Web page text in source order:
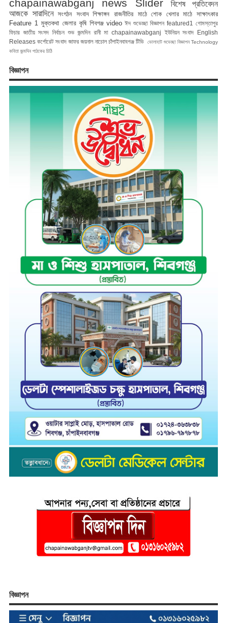
chapainawabganj news Slider
বিশেষ প্রতিবেদন
আজকে সারাদিনে সংগঠন সংবাদ শিক্ষাঙ্গন রাজনীতির মাঠে শোক খেলার মাঠে
সাক্ষাৎকার
Feature 1 মুক্তকথা জেলার কৃষি শিবগঞ্জ video ঈদ শুভেচ্ছা বিজ্ঞাপন featured1
গোমস্তাপুর
ফিচার জাতীয় সংসদ নির্বাচন শুভ জন্মদিন রানী মা chapainawabganj ইউনিয়ন সংবাদ English
Releases কর্পোরেট সংবাদ জাফর জয়নাল নাচোল চাঁপাইনবাবগঞ্জ টিভি ভোলাহাট শুভেচ্ছা বিজ্ঞাপন Technology
কবিতা জন্মদিন পাঠকের চিঠি
বিজ্ঞাপন
বিজ্ঞাপন